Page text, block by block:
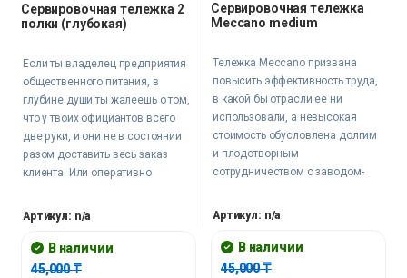
Сервировочная тележка 2
полки (глубокая)
Если ты владелец предприятия
общественного питания, в
глубине души ты жалеешь о том,
что у твоих официантов всего
две руки, и они не в состоянии
разом доставить весь заказ
клиента. Или оперативно
перед приходом новых гостей. И
сервировочная тележка, с
помощью которой все эти
Артикул: n/a
В наличии
45,000₸
Сервировочная тележка
Meccano medium
Тележка Meccano призвана
повысить эффективность труда,
в какой бы отрасли ее ни
использовали, а невысокая
стоимость обусловлена долгим
и плодотворным
сотрудничеством с заводом-
Артикул: n/a
В наличии
45,000₸